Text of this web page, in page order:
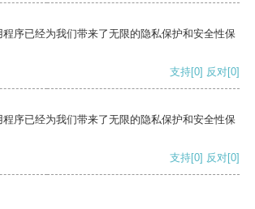
序已经为我们带来了无限的隐私保护和安全性保
支持[0] 反对[0]
序已经为我们带来了无限的隐私保护和安全性保
支持[0] 反对[0]